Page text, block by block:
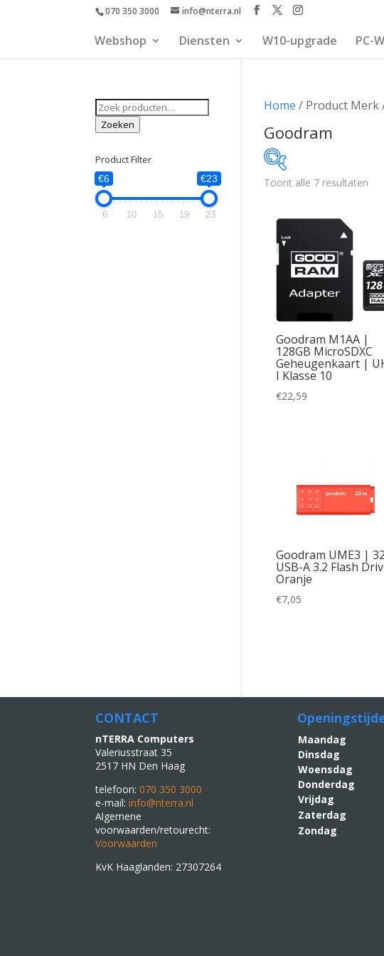
070 350 3000 info@nterra.nl
Webshop Diensten W10-upgrade PC-
Home / Product Merk
Goodram
Toont alle 7 resultaten
Goodram M1AA |
128GB MicroSDXC
Geheugenkaart |
I Klasse 10
€22,59
Goodram UME3 |
USB-A 3.2 Flash
Oranje
€7,05
Zoeken
naar:
Zoeken
Product Filter
€6 €23
6 10 15 19 23
CONTACT
nTERRA Computers
Valeriusstraat 35
2517 HN Den Haag
telefoon:070 350 3000
e-mail:info@nterra.nl
Algemene
voorwaarden/retourecht:
Voorwaarden
KvK Haaglanden: 27307264
Maandag
Dinsdag
Woensdag
Donderdag
Vrijdag
Zaterdag
Zondag